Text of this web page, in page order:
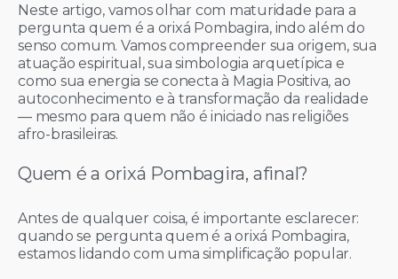
Neste artigo, vamos olhar com maturidade para a
pergunta quem é a orixá Pombagira, indo além do
senso comum. Vamos compreender sua origem, sua
atuação espiritual, sua simbologia arquetípica e
como sua energia se conecta à Magia Positiva, ao
autoconhecimento e à transformação da realidade
— mesmo para quem não é iniciado nas religiões
afro-brasileiras.
Quem é a orixá Pombagira, afinal?
Antes de qualquer coisa, é importante esclarecer:
quando se pergunta quem é a orixá Pombagira,
estamos lidando com uma simplificação popular.